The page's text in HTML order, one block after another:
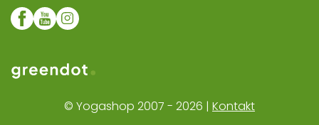
Web realozoval Greendot
© Yogashop 2007 - 2026 | Kontakt